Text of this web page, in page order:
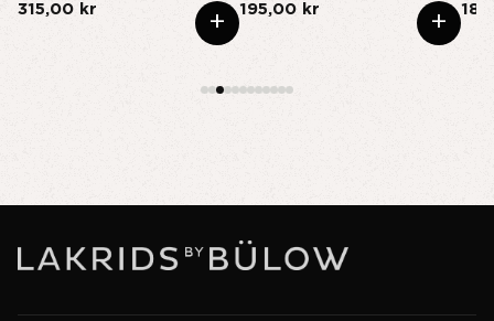
315,00 kr
+
195,00 kr
+